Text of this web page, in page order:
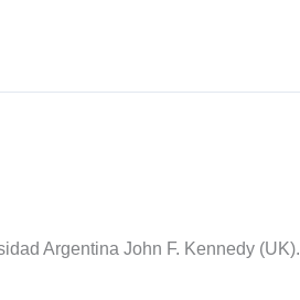
Argentina John F. Kennedy (UK).